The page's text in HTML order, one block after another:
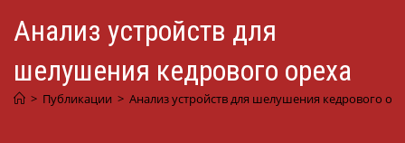
Анализ устройств для
шелушения кедрового ореха
> Публикации > Анализ устройств для шелушения кедрового